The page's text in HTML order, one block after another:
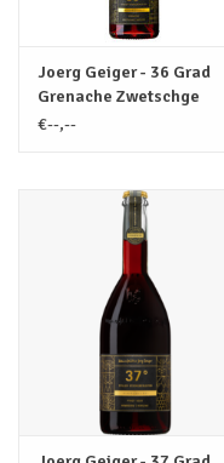
Joerg Geiger - 36 Grad
Grenache Zwetschge
Alcoholvrij (BIO-VEGAN) /
€--,--